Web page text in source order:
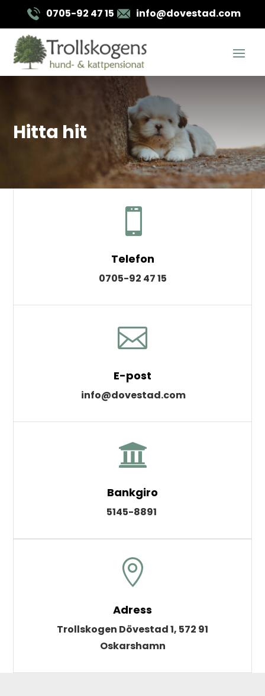
0705-92 47 15 info@dovestad.com
Hitta hit

Telefon
0705-92 47 15

E-post
info@dovestad.com

Bankgiro
5145-8891

Adress
Trollskogen Dövestad 1, 572 91
Oskarshamn